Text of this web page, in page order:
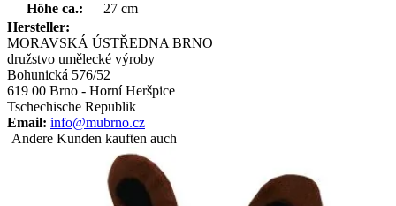
Höhe ca.:
27 cm
Hersteller:
MORAVSKÁ ÚSTŘEDNA BRNO
družstvo umělecké výroby
Bohunická 576/52
619 00 Brno - Horní Heršpice
Tschechische Republik
Email: info@mubrno.cz
Andere Kunden kauften auch